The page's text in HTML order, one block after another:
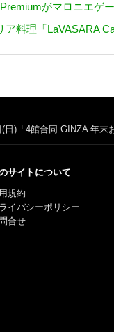
がマロニエゲ
ア料理「LaVASARA
日)「4館合同 GINZA 年末
サイトについて
規約
イバシーポリシー
合せ